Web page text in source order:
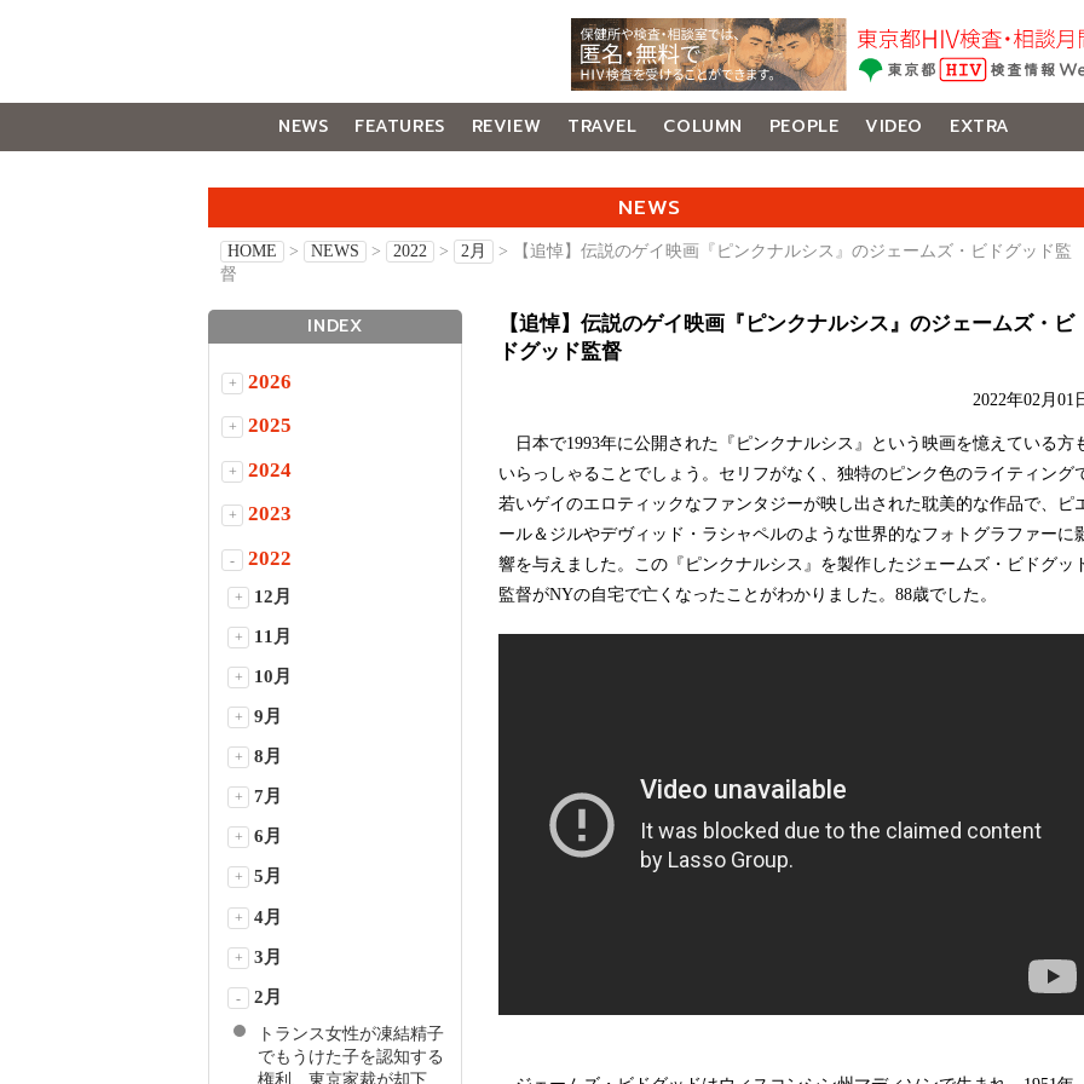
NEWS FEATURES REVIEW TRAVEL COLUMN PEOPLE VIDEO
EXTRA
NEWS
HOME > NEWS > 2022 > 2月
> 【追悼】伝説のゲイ映画『ピンクナルシス』のジェームズ・ビドグッド監
督
【追悼】伝説のゲイ映画『ピンクナルシス』のジェームズ・ビ
ドグッド監督
2022年02月01
日本で1993年に公開された『ピンクナルシス』という映画を憶えている方
いらっしゃることでしょう。セリフがなく、独特のピンク色のライティング
若いゲイのエロティックなファンタジーが映し出された耽美的な作品で、ピ
ール＆ジルやデヴィッド・ラシャペルのような世界的なフォトグラファーに
響を与えました。この『ピンクナルシス』を製作したジェームズ・ビドグッ
監督がNYの自宅で亡くなったことがわかりました。88歳でした。
INDEX
+ 2026
+ 2025
+ 2024
+ 2023
- 2022
+ 12月
+ 11月
+ 10月
+ 9月
+ 8月
+ 7月
+ 6月
+ 5月
+ 4月
+ 3月
- 2月
トランス女性が凍結精子
でもうけた子を認知する
権利、東京家裁が却下